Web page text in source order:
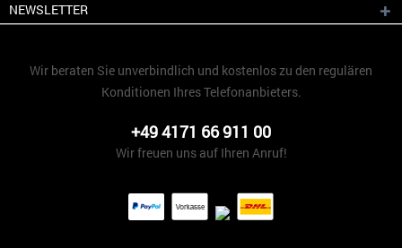
NEWSLETTER
Wir beraten Sie unverbindlich und kostenlos zu den regulären
Konditionen Ihres Telefonanbieters.
+49 4171 66 911 00
Wir freuen uns auf Ihren Anruf!